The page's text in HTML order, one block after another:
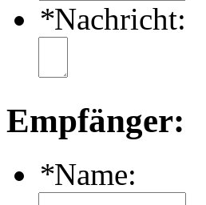
*Nachricht:
Empfänger:
*Name: